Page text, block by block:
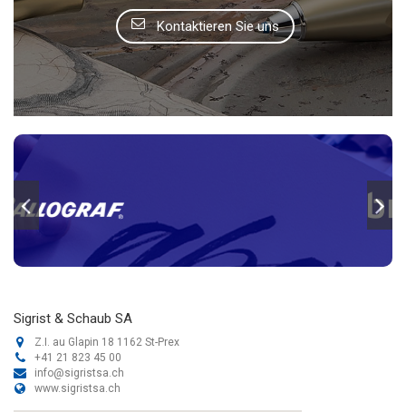
Kontaktieren Sie uns
Sigrist & Schaub SA
Z.I. au Glapin 18 1162 St-Prex
+41 21 823 45 00
info@sigristsa.ch
www.sigristsa.ch